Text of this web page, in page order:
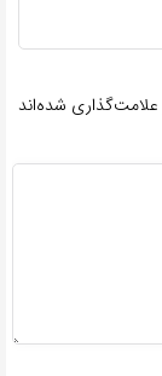
شده‌اند